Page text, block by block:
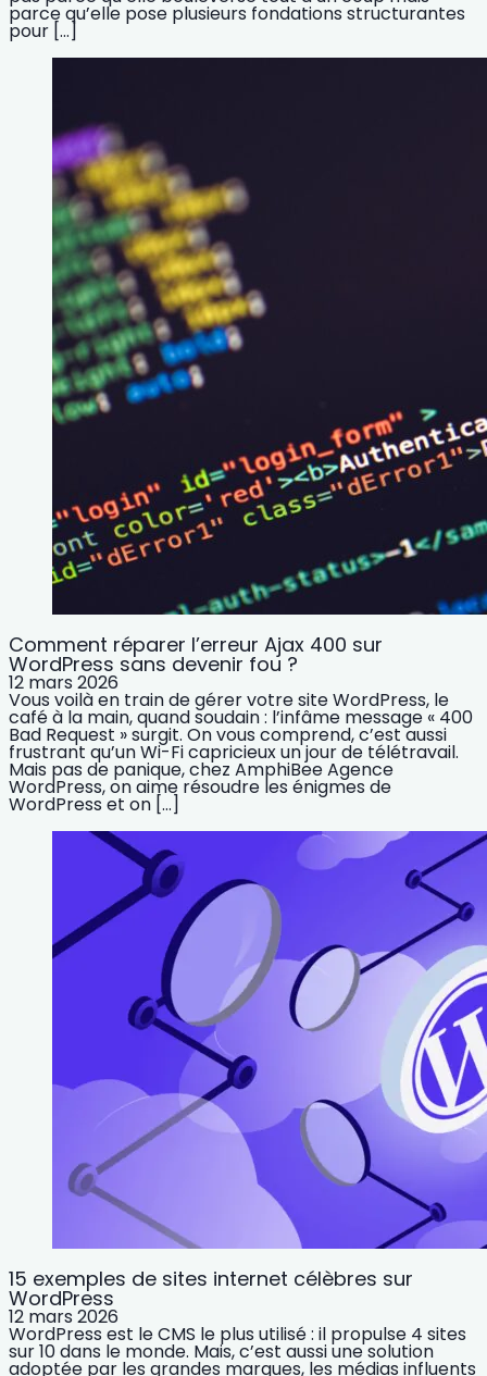
parce qu’elle pose plusieurs fondations structurantes
pour […]
Comment réparer l’erreur Ajax 400 sur
WordPress sans devenir fou ?
12 mars 2026
Vous voilà en train de gérer votre site WordPress, le
café à la main, quand soudain : l’infâme message « 400
Bad Request » surgit. On vous comprend, c’est aussi
frustrant qu’un Wi-Fi capricieux un jour de télétravail.
Mais pas de panique, chez AmphiBee Agence
WordPress, on aime résoudre les énigmes de
WordPress et on […]
15 exemples de sites internet célèbres sur
WordPress
12 mars 2026
WordPress est le CMS le plus utilisé : il propulse 4 sites
sur 10 dans le monde. Mais, c’est aussi une solution
adoptée par les grandes marques, les médias influents